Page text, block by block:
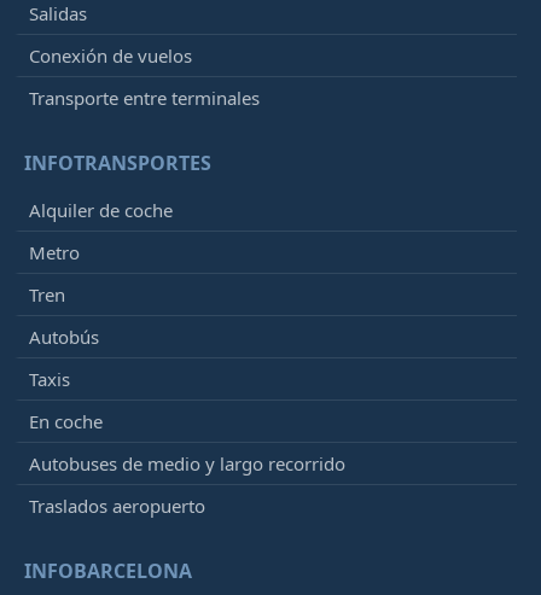
Salidas
Conexión de vuelos
Transporte entre terminales
INFOTRANSPORTES
Alquiler de coche
Metro
Tren
Autobús
Taxis
En coche
Autobuses de medio y largo recorrido
Traslados aeropuerto
INFOBARCELONA